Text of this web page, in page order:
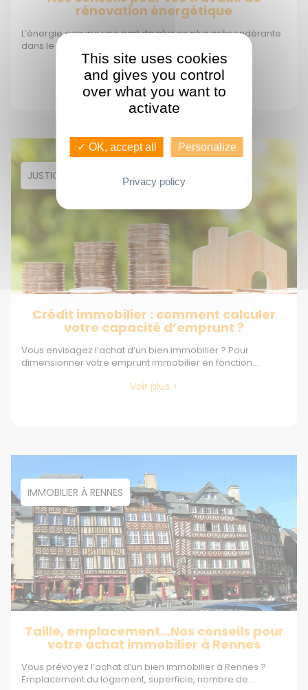
rénovation énergétique
L’énergie occupe une part de plus en plus prépondérante
dans le budget des ménages français. Les fac...
Voir plus >
JUSTICE
Crédit immobilier : comment calculer
votre capacité d’emprunt ?
Vous envisagez l’achat d’un bien immobilier ? Pour
dimensionner votre emprunt immobilier en fonction...
Voir plus >
IMMOBILIER À RENNES
Taille, emplacement…Nos conseils pour
votre achat immobilier à Rennes
Vous prévoyez l’achat d’un bien immobilier à Rennes ?
Emplacement du logement, superficie, nombre de...
This site uses cookies
and gives you control
over what you want to
activate
✓ OK, accept all Personalize
Privacy policy